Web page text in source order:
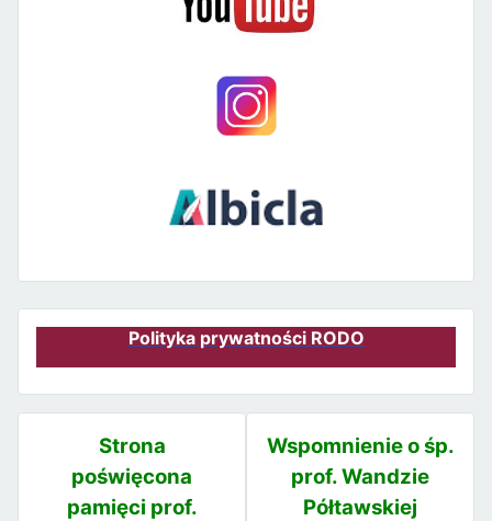
Polityka prywatności RODO
Strona
poświęcona
pamięci prof.
Wspomnienie o śp.
prof. Wandzie
Półtawskiej